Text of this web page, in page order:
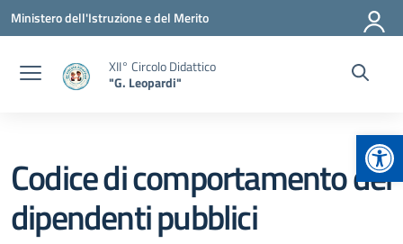
Vai ai contenuti
Vai al menu di navigazione
Vai al footer
Ministero dell'Istruzione e del Merito
XII° Circolo Didattico
"G. Leopardi"
Codice di comportamento dei
dipendenti pubblici